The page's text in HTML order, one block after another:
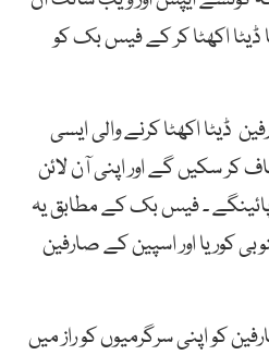
اکھٹا کر کے فیس بک کو
ڈیٹا اکھٹا کرنے والی ایسی
کر سکیں گے اور اپنی آن لائن
۔ فیس بک کے مطابق یہ
کوریا اور اسپین کے صارفین
اپنی سرگرمیوں کو راز میں